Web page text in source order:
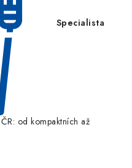
Specialista
od kompaktních až